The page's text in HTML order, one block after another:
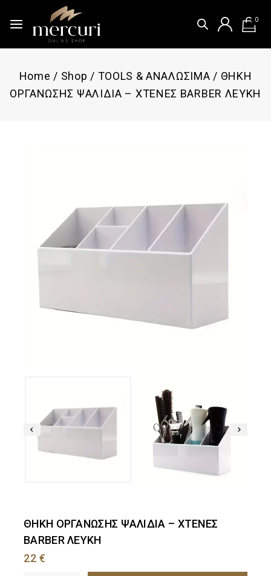
0
Home / Shop / TOOLS & ΑΝΑΛΩΣΙΜΑ / ΘΗΚΗ
ΟΡΓΑΝΩΣΗΣ ΨΑΛΙΔΙΑ – ΧΤΕΝΕΣ BARBER ΛΕΥΚΗ
ΘΗΚΗ ΟΡΓΑΝΩΣΗΣ ΨΑΛΙΔΙΑ – ΧΤΕΝΕΣ
BARBER ΛΕΥΚΗ
22€